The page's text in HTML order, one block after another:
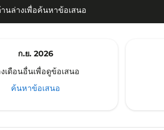
นล่างเพื่อค้นหาข้อเสนอ
ก.ย. 2026
เดือนอื่นเพื่อดูข้อเสนอ
ค้นหาข้อเสนอ